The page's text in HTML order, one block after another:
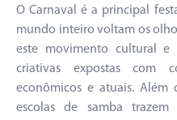
O Carnaval é a principal
mundo inteiro voltam os
este movimento cultural e
criativas expostas com
econômicos e atuais. Além
escolas de samba trazem